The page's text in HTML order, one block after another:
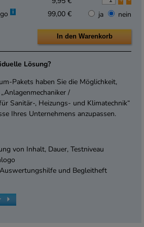
i 99,00 € ja nein
Lösung?
Pakets haben Sie die Möglichkeit,
/
Sanitär-, Heizungs- und Klimatechnik“
Ihres Unternehmens anzupassen.
von Inhalt, Dauer, Testniveau
und Begleitheft